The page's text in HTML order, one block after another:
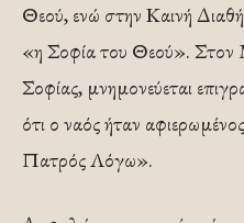
Θεού, ενώ στην Καινή
«η Σοφία του Θεού». Στον
Σοφίας, μνημονεύεται
ότι ο ναός ήταν
Πατρός Λόγω».